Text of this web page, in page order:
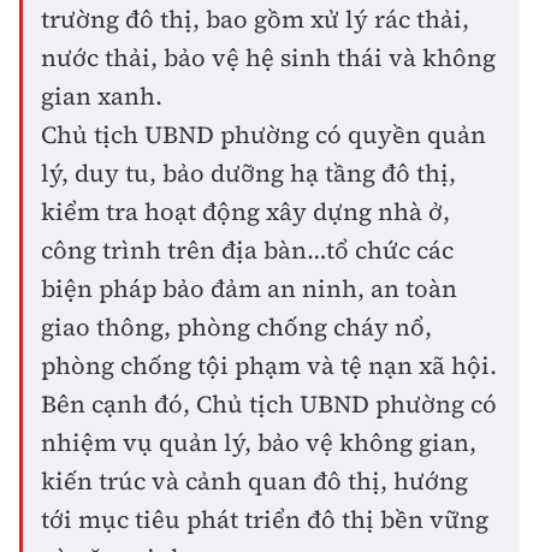
trường đô thị, bao gồm xử lý rác thải,
nước thải, bảo vệ hệ sinh thái và không
gian xanh.
Chủ tịch UBND phường có quyền quản
lý, duy tu, bảo dưỡng hạ tầng đô thị,
kiểm tra hoạt động xây dựng nhà ở,
công trình trên địa bàn…tổ chức các
biện pháp bảo đảm an ninh, an toàn
giao thông, phòng chống cháy nổ,
phòng chống tội phạm và tệ nạn xã hội.
Bên cạnh đó, Chủ tịch UBND phường có
nhiệm vụ quản lý, bảo vệ không gian,
kiến trúc và cảnh quan đô thị, hướng
tới mục tiêu phát triển đô thị bền vững